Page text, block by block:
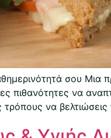
σου Μια
πιθανότητες να
να